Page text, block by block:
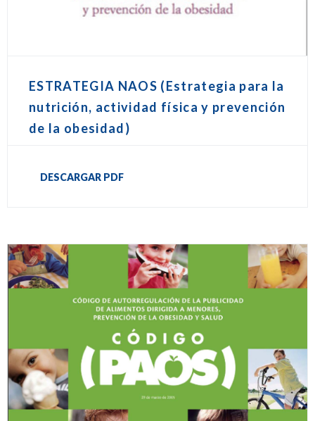
ESTRATEGIA NAOS (Estrategia para la
nutrición, actividad física y prevención
de la obesidad)
DESCARGAR PDF